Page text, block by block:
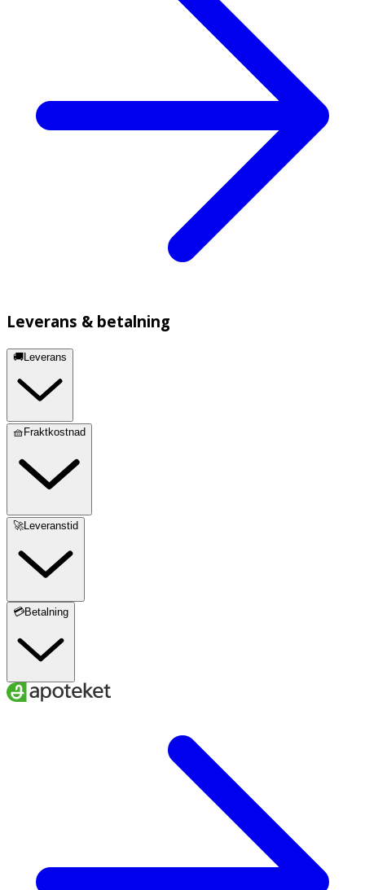
Leverans & betalning
🚚Leverans
🧺Fraktkostnad
🚀Leveranstid
💳Betalning